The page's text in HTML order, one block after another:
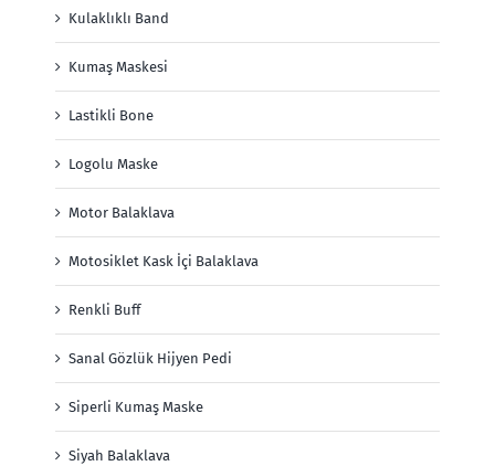
Kulaklıklı Band
Kumaş Maskesi
Lastikli Bone
Logolu Maske
Motor Balaklava
Motosiklet Kask İçi Balaklava
Renkli Buff
Sanal Gözlük Hijyen Pedi
Siperli Kumaş Maske
Siyah Balaklava